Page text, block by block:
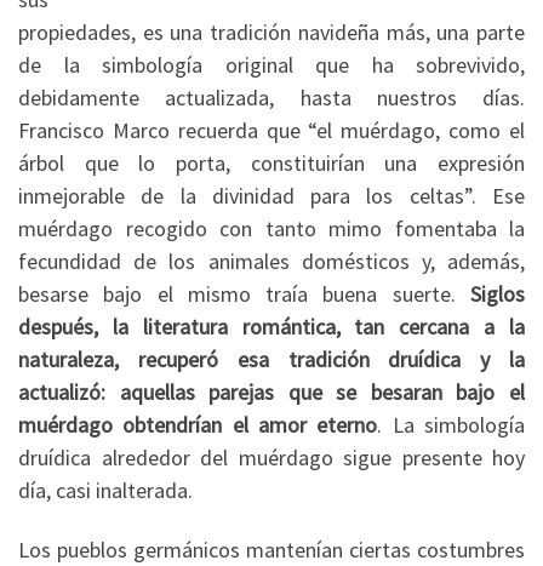
propiedades, es una tradición navideña más, una parte
de la simbología original que ha sobrevivido,
debidamente actualizada, hasta nuestros días.
Francisco Marco recuerda que “el muérdago, como el
árbol que lo porta, constituirían una expresión
inmejorable de la divinidad para los celtas”. Ese
muérdago recogido con tanto mimo fomentaba la
fecundidad de los animales domésticos y, además,
besarse bajo el mismo traía buena suerte. Siglos
después, la literatura romántica, tan cercana a la
naturaleza, recuperó esa tradición druídica y la
actualizó: aquellas parejas que se besaran bajo el
muérdago obtendrían el amor eterno. La simbología
druídica alrededor del muérdago sigue presente hoy
día, casi inalterada.
Los pueblos germánicos mantenían ciertas costumbres